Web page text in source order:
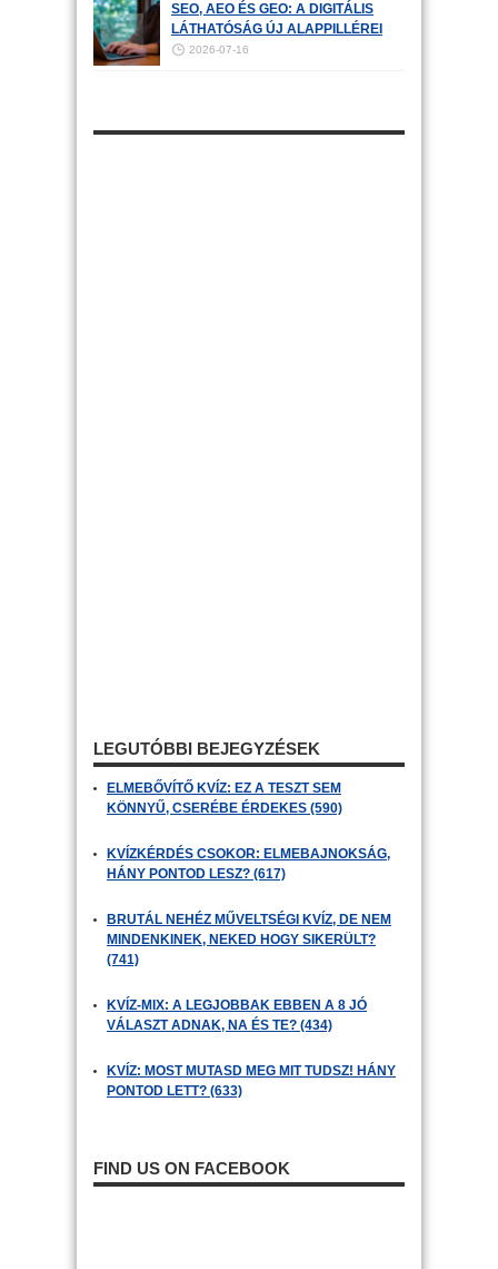
SEO, AEO ÉS GEO: A DIGITÁLIS
LÁTHATÓSÁG ÚJ ALAPPILLÉREI
2026-07-16
LEGUTÓBBI BEJEGYZÉSEK
ELMEBŐVÍTŐ KVÍZ: EZ A TESZT SEM
KÖNNYŰ, CSERÉBE ÉRDEKES (590)
KVÍZKÉRDÉS CSOKOR: ELMEBAJNOKSÁG,
HÁNY PONTOD LESZ? (617)
BRUTÁL NEHÉZ MŰVELTSÉGI KVÍZ, DE NEM
MINDENKINEK, NEKED HOGY SIKERÜLT?
(741)
KVÍZ-MIX: A LEGJOBBAK EBBEN A 8 JÓ
VÁLASZT ADNAK, NA ÉS TE? (434)
KVÍZ: MOST MUTASD MEG MIT TUDSZ! HÁNY
PONTOD LETT? (633)
FIND US ON FACEBOOK